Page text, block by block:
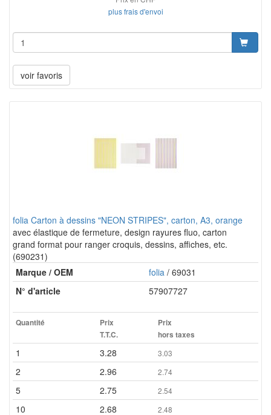
plus frais d'envoi
voir favoris
folia Carton à dessins "NEON STRIPES", carton, A3, orange
avec élastique de fermeture, design rayures fluo, carton
grand format pour ranger croquis, dessins, affiches, etc.
(690231)
Marque / OEM
folia / 69031
N° d'article
57907727
Quantité
Prix
T.T.C.
Prix
hors taxes
1 3.28 3.03
2 2.96 2.74
5 2.75 2.54
10 2.68 2.48